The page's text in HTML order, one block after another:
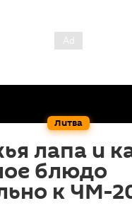
Литва
лапа и
блюдо
к ЧМ-